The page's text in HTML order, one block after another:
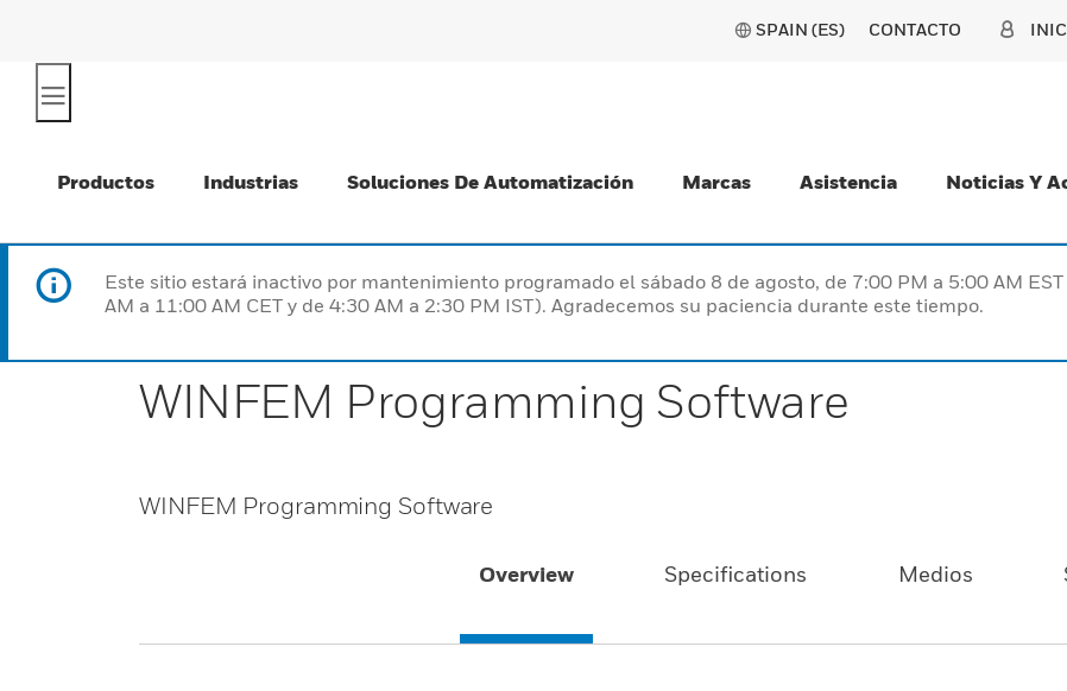
SPAIN (ES) CONTACTO
Productos Industrias Soluciones De Automatización Marcas Asistencia Noticias Y
Este sitio estará inactivo por mantenimiento programado el sábado 8 de agosto, de 7:00 PM a 5:00 AM
AM a 11:00 AM CET y de 4:30 AM a 2:30 PM IST). Agradecemos su paciencia durante este tiempo.
WINFEM Programming Software
WINFEM Programming Software
Overview Specifications Medios